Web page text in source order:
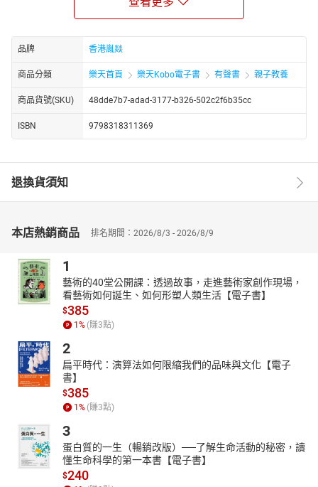
（包括豪萨、班图、阿散蒂、布须曼、祖鲁等民族）的80个口述经
典。这些故事既有神话故事，亦有流传在非洲民间的幽默轶事，可
大致分为四个类别——世界及其起源、动物及其世界、人的世界、人
及其命运。《非洲民间故事与雕刻》自1952年出版以来流传甚广，
被翻译成德语、法语等多种语言的译本，受到广大读者的欢迎和学
界的高度评价。书中的故事不仅让我们了解到非洲的风土人情，为
我们带来审美的愉悦，而且蕴涵着深刻的文化思想。
此次，译者将这80个故事译成中文，并取名为《非洲民间故事》。
济、伦理与道德、文化与艺术有着丰富多元的表征和思考，蕴涵着
丰富的文化内涵，彰显着人类的许多共同理想和美好追求。
这些非洲黑人民间故事不仅描绘了南非羚羊、朱羚、非洲蹄兔、热
文化英雄，例如机智的野兔、狡猾的蜘蛛、单纯善良的羚羊、擅言
无私的父亲、坚韧的母亲等。塑造文化英雄是非洲黑人民间故事的
一个重要特征。以《喝错粥的妻子》为例，凶恶的丈夫要求他的第
一个妻子只喝小米粥，而他自己却喝高粱粥。妻子偶然一次喝了高
粱粥，便被丈夫用斧头砍死了。妻子化作幽灵回到家中找丈夫复
仇。她作为文化英雄的创造力在文本内表现为，她从温顺善良的妻
子转变为死后愤怒复仇的幽灵。她在文本外的创造力则在于她的转
变和歌唱尖锐地反映了一些黑人女性遭受的家庭暴力和性别压迫。
她的歌词将小鸟、幽灵和高粱粥并置，暗喻黑人女性乃至世界上的
许多女性好似“笼中之鸟”的卑微的家庭地位和社会处境。这样血泪的
控诉令人心痛，更发人深省——
搅搅粥，搅搅粥，小鸟。
搅搅粥，搅搅粥，小鸟。
啊，母亲啊！满足于小米。
一点高粱粥就是一个幽灵。
品牌 香港胤燚
商品分類 樂天首頁 樂天Kobo電子書 有聲書 親子教養
商品貨號(SKU) 48dde7b7-adad-3177-b326-502c2f6b35cc
ISBN 9798318311369
退換貨須知
本店熱銷商品 排名期間：2026/8/3 - 2026/8/9
1
藝術的40堂公開課：透過故事，走進藝術家創作現場，
看藝術如何誕生、如何形塑人類生活【電子書】
$385
1 % (賺3點)
2
扁平時代：演算法如何限縮我們的品味與文化【電子
書】
$385
1 % (賺3點)
3
蛋白質的一生（暢銷改版）──了解生命活動的秘密，讀
懂生命科學的第一本書【電子書】
$240